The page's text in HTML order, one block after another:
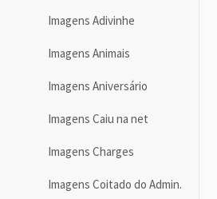
Imagens Adivinhe
Imagens Animais
Imagens Aniversário
Imagens Caiu na net
Imagens Charges
Imagens Coitado do Admin.